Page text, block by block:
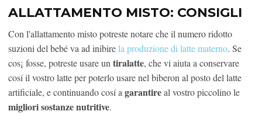
ALLATTAMENTO MISTO: CONSIGLI
Con l'allattamento misto potreste notare che il numero ridotto
suzioni del bebé va ad inibirela produzione di latte materno. Se
cos¡ fosse, potreste usare un tiralatte, che vi aiuta a conservare
cosí il vostro latte per poterlo usare nel biberon al posto del latte
artificiale, e continuando cosí a garantireal vostro piccolino le
migliori sostanze nutritive.